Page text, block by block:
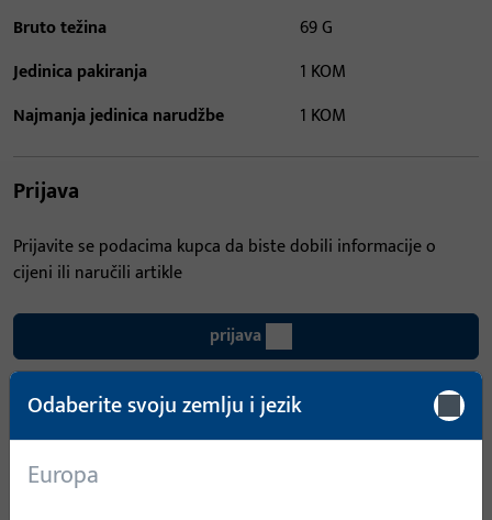
Bruto težina
69 G
Jedinica pakiranja
1 KOM
Najmanja jedinica narudžbe
1 KOM
Prijava
Prijavite se podacima kupca da biste dobili informacije o
cijeni ili naručili artikle
prijava
Izradi račun
Opis proizvoda
Odaberite svoju zemlju i jezik
Europa